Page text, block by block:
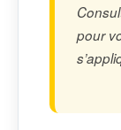
pour